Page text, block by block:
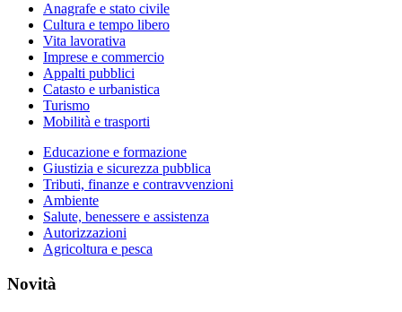
Anagrafe e stato civile
Cultura e tempo libero
Vita lavorativa
Imprese e commercio
Appalti pubblici
Catasto e urbanistica
Turismo
Mobilità e trasporti
Educazione e formazione
Giustizia e sicurezza pubblica
Tributi, finanze e contravvenzioni
Ambiente
Salute, benessere e assistenza
Autorizzazioni
Agricoltura e pesca
Novità